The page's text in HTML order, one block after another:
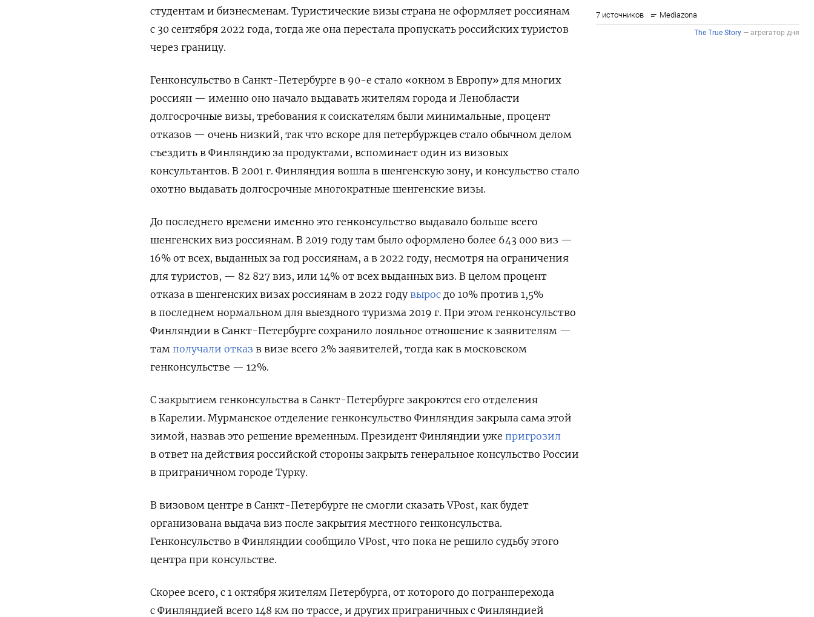
студентам и бизнесменам. Туристические визы страна не оформляет россиянам
с 30 сентября 2022 года, тогда же она перестала пропускать российских туристов
через границу.
Генконсульство в Санкт-Петербурге в 90-е стало «окном в Европу» для многих
россиян — именно оно начало выдавать жителям города и Ленобласти
долгосрочные визы, требования к соискателям были минимальные, процент
отказов — очень низкий, так что вскоре для петербуржцев стало обычном делом
съездить в Финляндию за продуктами, вспоминает один из визовых
консультантов. В 2001 г. Финляндия вошла в шенгенскую зону, и консульство стало
охотно выдавать долгосрочные многократные шенгенские визы.
До последнего времени именно это генконсульство выдавало больше всего
шенгенских виз россиянам. В 2019 году там было оформлено более 643 000 виз —
16% от всех, выданных за год россиянам, а в 2022 году, несмотря на ограничения
для туристов, — 82 827 виз, или 14% от всех выданных виз. В целом процент
отказа в шенгенских визах россиянам в 2022 году вырос до 10% против 1,5%
в последнем нормальном для выездного туризма 2019 г. При этом генконсульство
Финляндии в Санкт-Петербурге сохранило лояльное отношение к заявителям —
там получали отказ в визе всего 2% заявителей, тогда как в московском
генконсульстве — 12%.
С закрытием генконсульства в Санкт-Петербурге закроются его отделения
в Карелии. Мурманское отделение генконсульство Финляндия закрыла сама этой
зимой, назвав это решение временным. Президент Финляндии уже пригрозил
в ответ на действия российской стороны закрыть генеральное консульство России
в приграничном городе Турку.
В визовом центре в Санкт-Петербурге не смогли сказать VPost, как будет
организована выдача виз после закрытия местного генконсульства.
Генконсульство в Финляндии сообщило VPost, что пока не решило судьбу этого
центра при консульстве.
Скорее всего, с 1 октября жителям Петербурга, от которого до погранперехода
с Финляндией всего 148 км по трассе, и других приграничных с Финляндией